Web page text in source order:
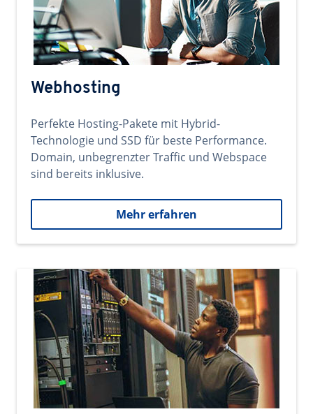
Webhosting
Perfekte Hosting-Pakete mit Hybrid-
Technologie und SSD für beste Performance.
Domain, unbegrenzter Traffic und Webspace
sind bereits inklusive.
Mehr erfahren